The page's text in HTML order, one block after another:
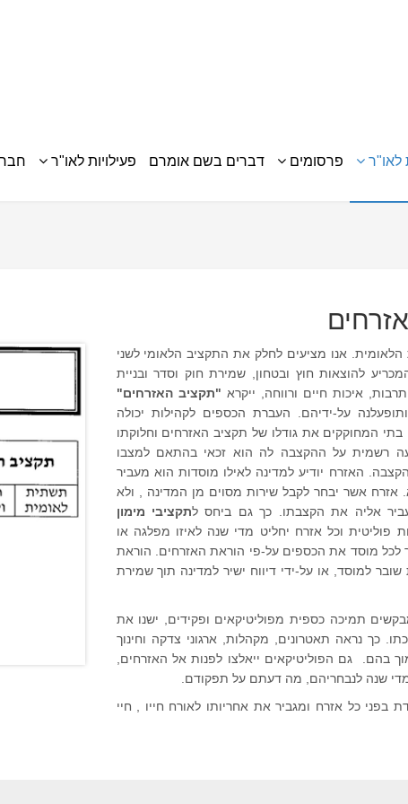
לאו"ר פרסומים דברים בשם אומרם פעילויות לאו"ר
אנו מציעים לחלק את התקציב הלאומי לשני
להוצאות חוץ ובטחון, שמירת חוק וסדר ובניית
איכות חיים ורווחה, ייקרא "תקציב האזרחים"
על-ידיהם. העברת הכספים לקהילות יכולה
המחוקקים את גודלו של תקציב האזרחים וחלוקתו
רשמית על ההקצבה לה הוא זכאי בהתאם למצבו
האזרח יודיע למדינה לאילו מוסדות הוא מעביר
אשר יבחר לקבל שירות מסוים מן המדינה , ולא
אליה את הקצבתו. כך גם ביחס לתקציבי מימון
פוליטית וכל אזרח יחליט מדי שנה לאיזו מפלגה או
לכל מוסד את הכספים על-פי הוראת האזרחים. הוראת
למוסד, או על-ידי דיווח ישיר למדינה תוך שמירת
תמיכה כספית מפוליטיקאים ופקידים, ישנו את
כך נראה תאטרונים, מקהלות, ארגוני צדקה וחינוך
בהם. גם הפוליטיקאים ייאלצו לפנות אל האזרחים,
שנה לנבחריהם, מה דעתם על תפקודם.
כל אזרח ומגביר את אחריותו לאורח חייו , חיי